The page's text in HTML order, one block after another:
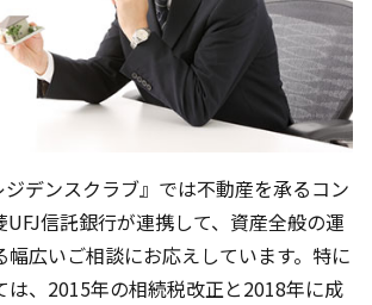
デンスクラブ』では不動産を承るコン
UFJ信託銀行が連携して、資産全般の運
幅広いご相談にお応えしています。特に
は、2015年の相続税改正と2018年に成